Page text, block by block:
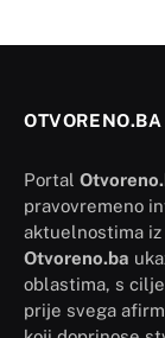
OTVORENO.BA
Portal
pravovremeno
aktuelnostima
Otvoreno.ba
oblastima, s
prije svega